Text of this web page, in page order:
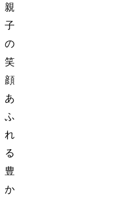
親
子
の
笑
顔
あ
ふ
れ
る
豊
か